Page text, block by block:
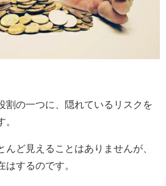
割の一つに、隠れているリスクを
。
んど見えることはありませんが、
はするのです。